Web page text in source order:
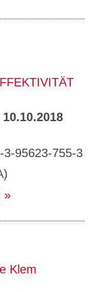
10.10.2018
3-95623-755-3
Klem